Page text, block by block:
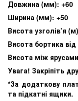
Довжина (мм): +60
Ширина (мм): +50
Висота узголів’я
Висота бортика
Висота між
Увага! Закріпіть
*За додаткову
та підкатні ящики.